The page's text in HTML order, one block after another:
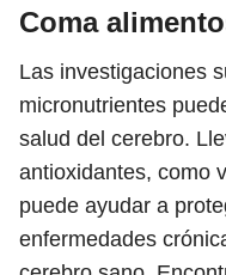
Coma
Las investigaciones
micronutrientes
salud del cerebro.
antioxidantes, como
puede ayudar a
enfermedades